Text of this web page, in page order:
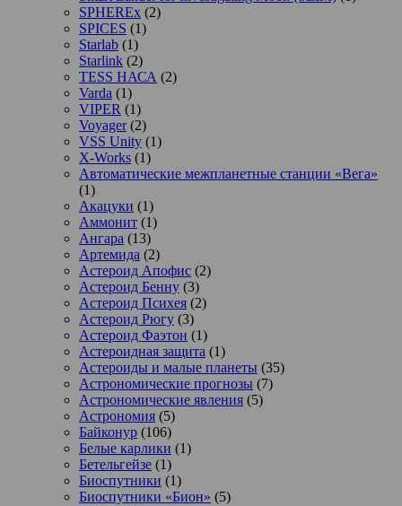
SPHEREx (2)
SPICES (1)
Starlab (1)
Starlink (2)
TESS НАСА (2)
Varda (1)
VIPER (1)
Voyager(2)
VSS Unity (1)
X-Works (1)
Автоматические межпланетные станции «Вега»
(1)
Акацуки (1)
Аммонит (1)
Ангара (13)
Артемида (2)
Астероид Апофис (2)
Астероид Бенну (3)
Астероид Психея (2)
Астероид Рюгу (3)
Астероид Фаэтон (1)
Астероидная защита (1)
Астероиды и малые планеты (35)
Астрономические прогнозы (7)
Астрономические явления (5)
Астрономия (5)
Байконур (106)
Белые карлики (1)
Бетельгейзе (1)
Биоспутники (1)
Биоспутники «Бион» (5)